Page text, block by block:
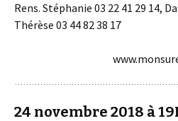
Rens. Stéphanie 03 22 41 29 14,
Thérèse 03 44 82 38 17
24 novembre 2018 à